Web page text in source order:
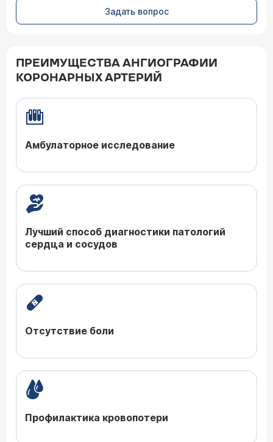
Задать вопрос
ПРЕИМУЩЕСТВА АНГИОГРАФИИ
КОРОНАРНЫХ АРТЕРИЙ
Амбулаторное исследование
Лучший способ диагностики патологий
сердца и сосудов
Отсутствие боли
Профилактика кровопотери